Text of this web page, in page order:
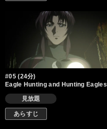
#05 (24分)
Eagle Hunting and Hunting Eagles
見放題
あらすじ